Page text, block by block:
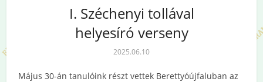
I. Széchenyi tollával
helyesíró verseny
2025.06.10
Május 30-án tanulóink részt vettek Berettyóújfaluban az